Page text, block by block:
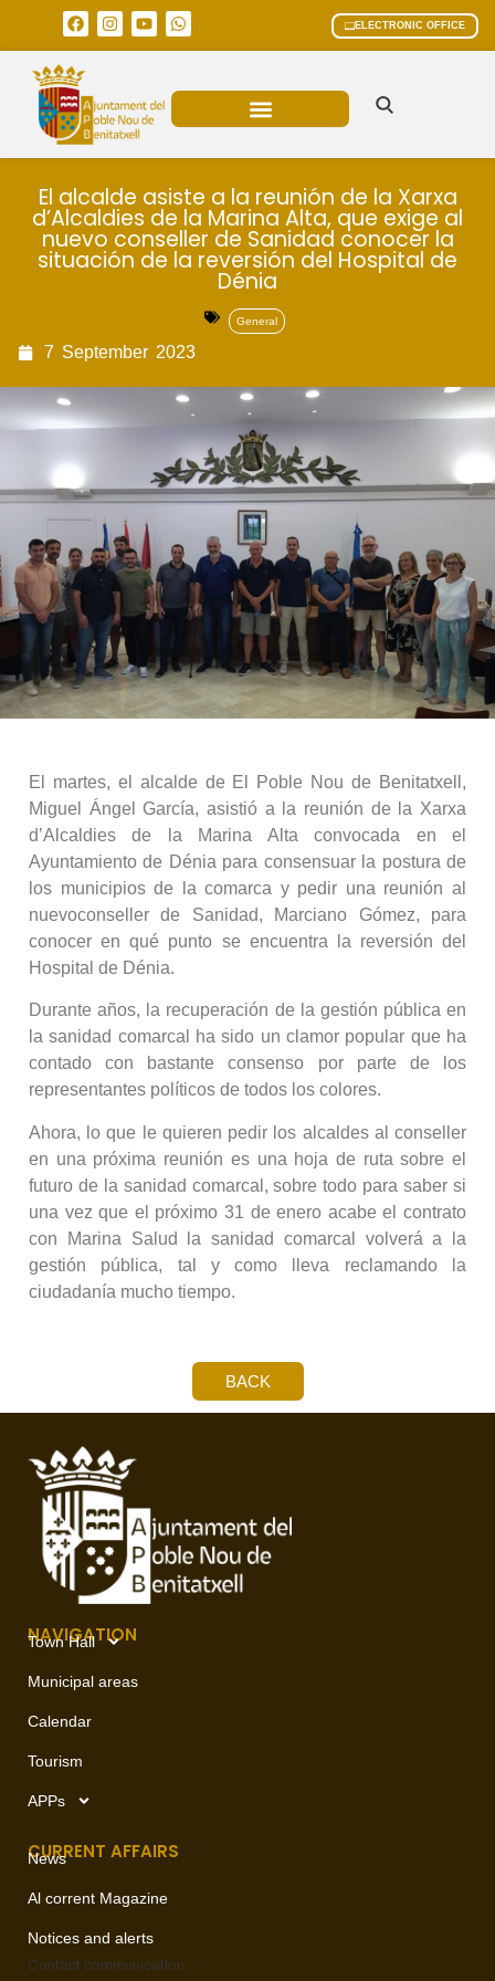
ELECTRONIC OFFICE
El alcalde asiste a la reunión de la Xarxa
d’Alcaldies de la Marina Alta, que exige al
nuevo conseller de Sanidad conocer la
situación de la reversión del Hospital de
Dénia
General
7 September 2023
El martes, el alcalde de El Poble Nou de Benitatxell,
Miguel Ángel García, asistió a la reunión de la Xarxa
d’Alcaldies de la Marina Alta convocada en el
Ayuntamiento de Dénia para consensuar la postura de
los municipios de la comarca y pedir una reunión al
nuevoconseller de Sanidad, Marciano Gómez, para
conocer en qué punto se encuentra la reversión del
Hospital de Dénia.
Durante años, la recuperación de la gestión pública en
la sanidad comarcal ha sido un clamor popular que ha
contado con bastante consenso por parte de los
representantes políticos de todos los colores.
Ahora, lo que le quieren pedir los alcaldes al conseller
en una próxima reunión es una hoja de ruta sobre el
futuro de la sanidad comarcal, sobre todo para saber si
una vez que el próximo 31 de enero acabe el contrato
con Marina Salud la sanidad comarcal volverá a la
gestión pública, tal y como lleva reclamando la
ciudadanía mucho tiempo.
BACK
NAVIGATION
Town Hall
Municipal areas
Calendar
Tourism
APPs
CURRENT AFFAIRS
News
Al corrent Magazine
Notices and alerts
Contact communication